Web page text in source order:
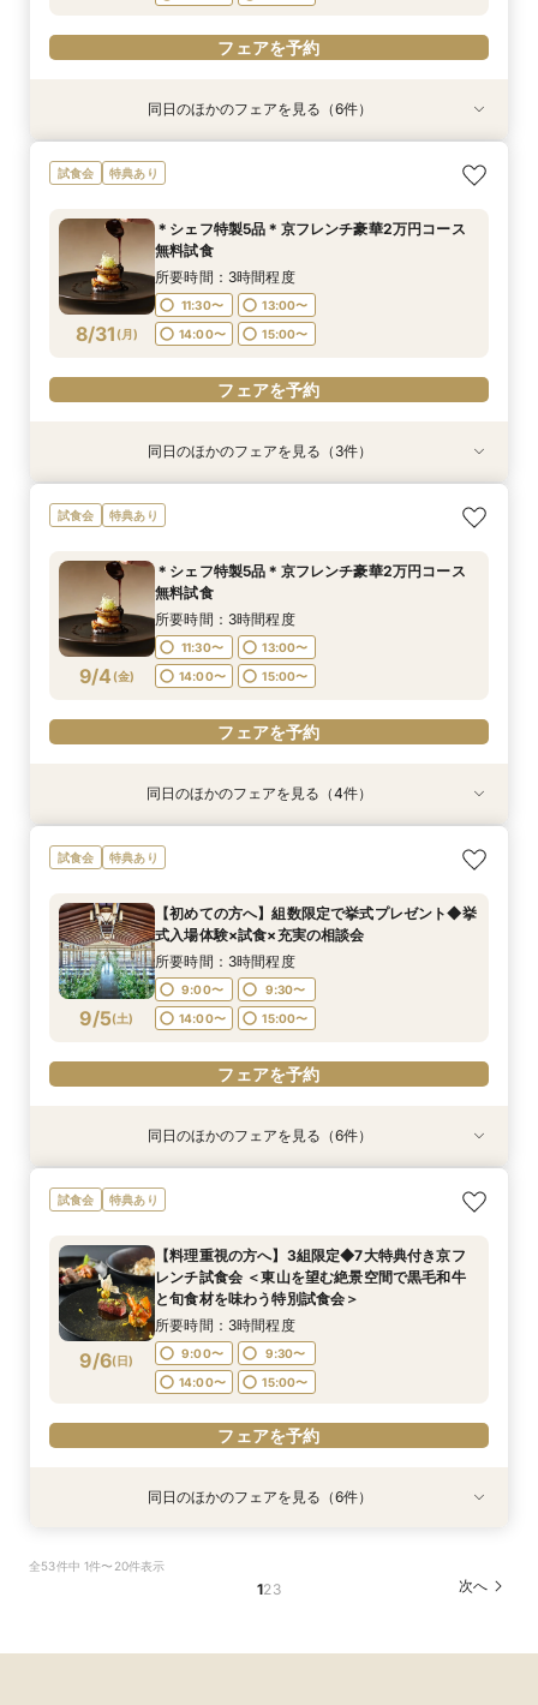
フェアを予約
特典あり
8/30(日)
【70名以上ご検討の方】京都最大級の会場見学×
口コミ高評価2万円相当試食
9:00〜
14:00〜
15:00〜
フェアを予約
特典あり
8/30(日)
【神社コンシェルジュ相談×神社紹介あり】伝統
と絆を大切にする本格和婚を実現！和婚スタイル
ア～
所要時間：3時間程度
14:00〜
15:00〜
フェアを予約
特典あり
8/30(日)
《少人数専用会場が大好評！》家族の絆を結ぶ
アットホームな少人数ウエディングフェア【挙式
試食付き】
所要時間：3時間程度
14:00〜
15:00〜
フェアを予約
特典あり
8/30(日)
【初めての方へ】組数限定で挙式プレゼント◆挙
式入場体験×試食×充実の相談会
9:00〜
14:00〜
15:00〜
フェアを予約
特典あり
8/30(日)
【おもてなし重視の方必見】歴史×モダンの寛ぎ
空間＆特別試食会
9:00〜
14:00〜
15:00〜
フェアを予約
特典あり
8/30(日)
【東京開催】関東在住の方必見《フナツル》出張
ご相談会＆お打合せ【式場選び～結婚式の準備・
や新幹線代プレゼントも！
所要時間：3時間程度
フェアを予約
同日のほかのフェアを見る（6件）
試食会 特典あり
8/31 (月)
＊シェフ特製5品＊京フレンチ豪華2万円コース
無料試食
所要時間：3時間程度
11:30〜
13:00〜
14:00〜
15:00〜
フェアを予約
特典あり
8/31(月)
週1限定◆国登録有形文化財をじっくり見学×受賞
歴多数のシェフが織り成すスペシャリテ無料試食
所要時間：3時間程度
14:00〜
15:00〜
フェアを予約
特典あり
8/31(月)
【少人数検討の方へ】無料試食付＊少人数婚相談
会【専用個室有】
11:30〜
14:00〜
15:00〜
フェアを予約
特典あり
8/31(月)
【初めての見学に】京の景色を一望する！会場見
学×無料試食付きプライベート相談会
11:30〜
14:00〜
15:00〜
フェアを予約
同日のほかのフェアを見る（3件）
試食会 特典あり
9/4 (金)
＊シェフ特製5品＊京フレンチ豪華2万円コース
無料試食
所要時間：3時間程度
11:30〜
13:00〜
14:00〜
15:00〜
フェアを予約
特典あり
9/4(金)
週1限定◆国登録有形文化財をじっくり見学×受賞
歴多数のシェフが織り成すスペシャリテ無料試食
所要時間：3時間程度
14:00〜
15:00〜
フェアを予約
特典あり
9/4(金)
【少人数検討の方へ】無料試食付＊少人数婚相談
会【専用個室有】
11:30〜
13:00〜
14:00〜
15:00〜
フェアを予約
特典あり
9/4(金)
【初めての見学に】京の景色を一望する！会場見
学×無料試食付きプライベート相談会
11:30〜
13:00〜
14:00〜
15:00〜
フェアを予約
特典あり
9/4(金)
【東京開催】関東在住の方必見《フナツル》出張
ご相談会＆お打合せ【式場選び～結婚式の準備・
や新幹線代プレゼントも！
所要時間：3時間程度
フェアを予約
同日のほかのフェアを見る（4件）
試食会 特典あり
9/5(土)
【初めての方へ】組数限定で挙式プレゼント◆挙
式入場体験×試食×充実の相談会
所要時間：3時間程度
9:00〜
9:30〜
14:00〜
15:00〜
フェアを予約
特典あり
9/5(土)
《日本の美しき花嫁へ》伝統と絆を大切にする本
格和婚を実現！有名神社紹介×和婚スタイル相談
所要時間：3時間程度
9:00〜
9:30〜
14:00〜
15:00〜
フェアを予約
特典あり
9/5(土)
【料理重視の方へ】3組限定◆7大特典付き京フ
レンチ試食会 ＜東山を望む絶景空間で黒毛和牛
所要時間：3時間程度
9:00〜
9:30〜
14:00〜
15:00〜
フェアを予約
特典あり
9/5(土)
【70名以上ご検討の方】京都最大級の会場見学×
口コミ高評価2万円相当試食
9:00〜
9:30〜
14:00〜
15:00〜
フェアを予約
特典あり
9/5(土)
《少人数専用会場が大好評！》家族の絆を結ぶ
アットホームな少人数ウエディングフェア【挙式
試食付き】
所要時間：3時間程度
9:00〜
9:30〜
14:00〜
15:00〜
フェアを予約
特典あり
9/5(土)
【おもてなし重視の方必見】歴史×モダンの寛ぎ
空間＆特別試食会
9:00〜
9:30〜
14:00〜
15:00〜
フェアを予約
特典あり
9/5(土)
【東京開催】関東在住の方必見《フナツル》出張
ご相談会＆お打合せ【式場選び～結婚式の準備・
や新幹線代プレゼントも！
所要時間：3時間程度
9:00〜 15:00〜
フェアを予約
同日のほかのフェアを見る（6件）
試食会 特典あり
9/6(日)
【料理重視の方へ】3組限定◆7大特典付き京フ
レンチ試食会 ＜東山を望む絶景空間で黒毛和牛
と旬食材を味わう特別試食会＞
所要時間：3時間程度
9:00〜
9:30〜
14:00〜
15:00〜
フェアを予約
特典あり
9/6
口コミ高評価2万円相当試食
特典あり
9/6
と絆を大切にする本格和婚を実現！和婚スタイル
相談×特製京フレンチ無料試食～京都婚相談フェ
9:00〜
9:30〜
特典あり
9/6
アットホームな少人数ウエディングフェア【挙式
×会食スタイル相談×婚礼当日メニューの豪華4品
9:00〜
9:30〜
特典あり
9/6
式入場体験×試食×充実の相談会
特典あり
9/6
空間＆特別試食会
特典あり
9/6
ご相談会＆お打合せ【式場選び～結婚式の準備・
お打合わせが全て東京で完結】今なら10万円OFF
9:00〜 15:00〜
同日のほかのフェアを見る（6件）
全53件中 1件〜20件表示
123 次へ